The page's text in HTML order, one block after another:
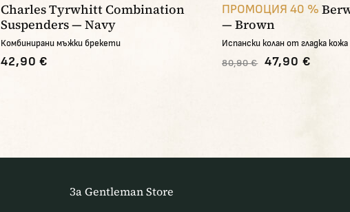
Charles Tyrwhitt Combination
Suspenders — Navy
Комбинирани мъжки брекети
42,90 €
ПРОМОЦИЯ 40 %
— Brown
Испански колан от гладка кожа
80,90 € 47,90 €
За Gentleman Store